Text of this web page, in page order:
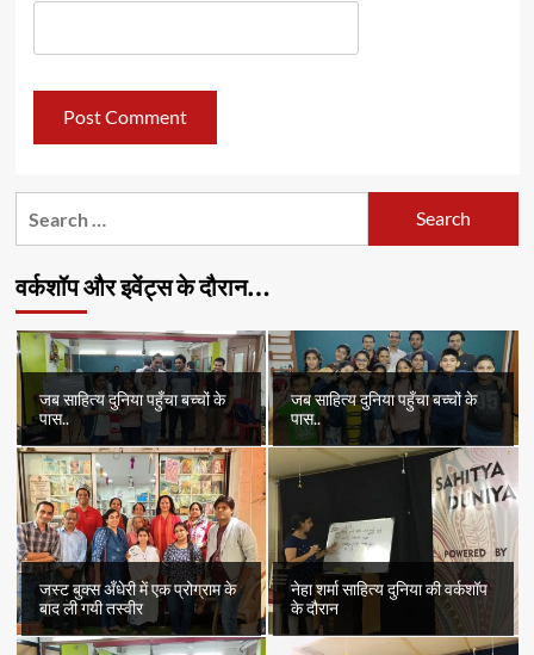
वर्कशॉप और इवेंट्स के दौरान…
जब साहित्य दुनिया पहुँचा बच्चों के
पास..
जब साहित्य दुनिया पहुँचा बच्चों के
पास..
जस्ट बुक्स अँधेरी में एक प्रोग्राम के
बाद ली गयी तस्वीर
नेहा शर्मा साहित्य दुनिया की वर्कशॉप
के दौरान